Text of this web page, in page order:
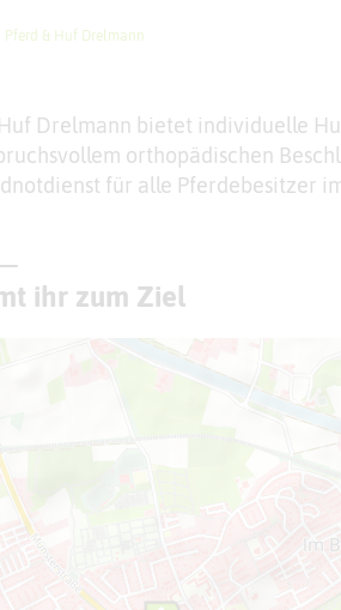
Pferd & Huf Drelmann
Drelmann bietet individuelle
orthopädischen
für alle Pferdebesitzer
ihr zum Ziel